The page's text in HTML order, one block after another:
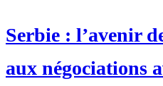
Serbie : l’avenir
aux négociations